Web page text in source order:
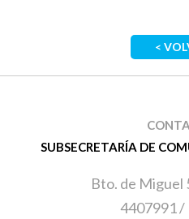
<
SUBSECRETARÍA DE
Bto. de Miguel
4407991 /